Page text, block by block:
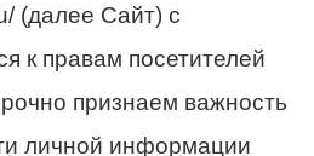
(далее Сайт) с
к правам посетителей
признаем важность
личной информации